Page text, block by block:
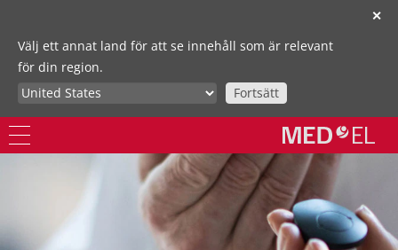
✕
Välj ett annat land för att se innehåll som är relevant
för din region.
Fortsätt